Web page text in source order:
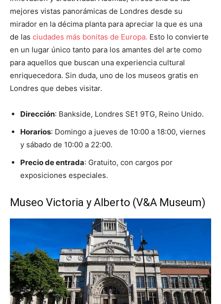
mejores vistas panorámicas de Londres desde su
mirador en la décima planta para apreciar la que es una
de las ciudades más bonitas de Europa. Esto lo convierte
en un lugar único tanto para los amantes del arte como
para aquellos que buscan una experiencia cultural
enriquecedora. Sin duda, uno de los museos gratis en
Londres que debes visitar.
Dirección: Bankside, Londres SE1 9TG, Reino Unido.
Horarios: Domingo a jueves de 10:00 a 18:00, viernes
y sábado de 10:00 a 22:00.
Precio de entrada: Gratuito, con cargos por
exposiciones especiales.
Museo Victoria y Alberto (V&A Museum)